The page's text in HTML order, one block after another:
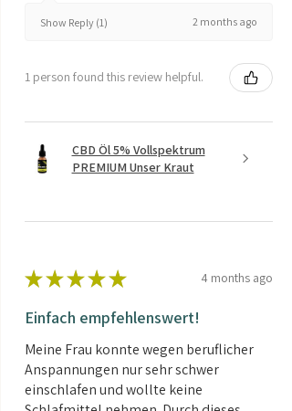
Show Reply (1) 2 months ago
1 person found this review helpful.
CBD Öl 5% Vollspektrum
PREMIUM Unser Kraut
★ ★ ★ ★ ★ 4 months ago
Einfach empfehlenswert!
Meine Frau konnte wegen beruflicher
Anspannungen nur sehr schwer
einschlafen und wollte keine